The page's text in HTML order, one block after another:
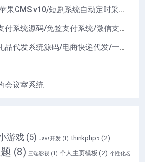
2025短视频苹果CMS v10/短剧系统自动定时采集H5移动端在线影视视频短剧源码小剧场短剧影视源码
个人码免签支付系统源码/免签支付系统/微信支付平台
最新全开源礼品代发系统源码/电商快递代发/一件代发系统
会议室系统
游戏 (5) Java开发 (1) thinkphp5 (2)
(8) 三端影视 (1) 个人主页模板 (2) 个性化名